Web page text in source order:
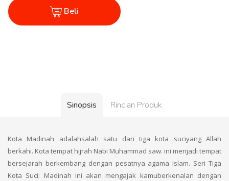
Beli
Sinopsis Rincian Produk
Kota Madinah adalahsalah satu dari tiga kota suciyang Allah
berkahi. Kota tempat hijrah Nabi Muhammad saw. ini menjadi tempat
bersejarah berkembang dengan pesatnya agama Islam. Seri Tiga
Kota Suci: Madinah ini akan mengajak kamuberkenalan dengan